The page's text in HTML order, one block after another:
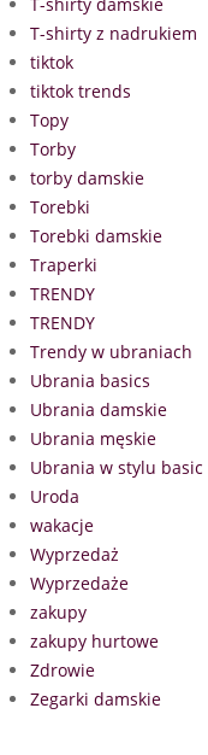
T-shirty z nadrukiem
tiktok
tiktok trends
Topy
Torby
torby damskie
Torebki
Torebki damskie
Traperki
TRENDY
TRENDY
Trendy w ubraniach
Ubrania basics
Ubrania damskie
Ubrania męskie
Ubrania w stylu
Uroda
wakacje
Wyprzedaż
Wyprzedaże
zakupy
zakupy hurtowe
Zdrowie
Zegarki damskie